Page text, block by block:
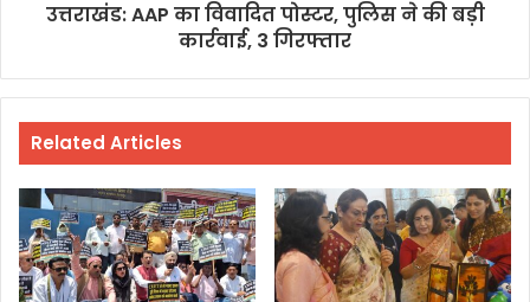
उत्तराखंड: AAP का विवादित पोस्टर, पुलिस ने की बड़ी
कार्रवाई, 3 गिरफ्तार
Related Articles